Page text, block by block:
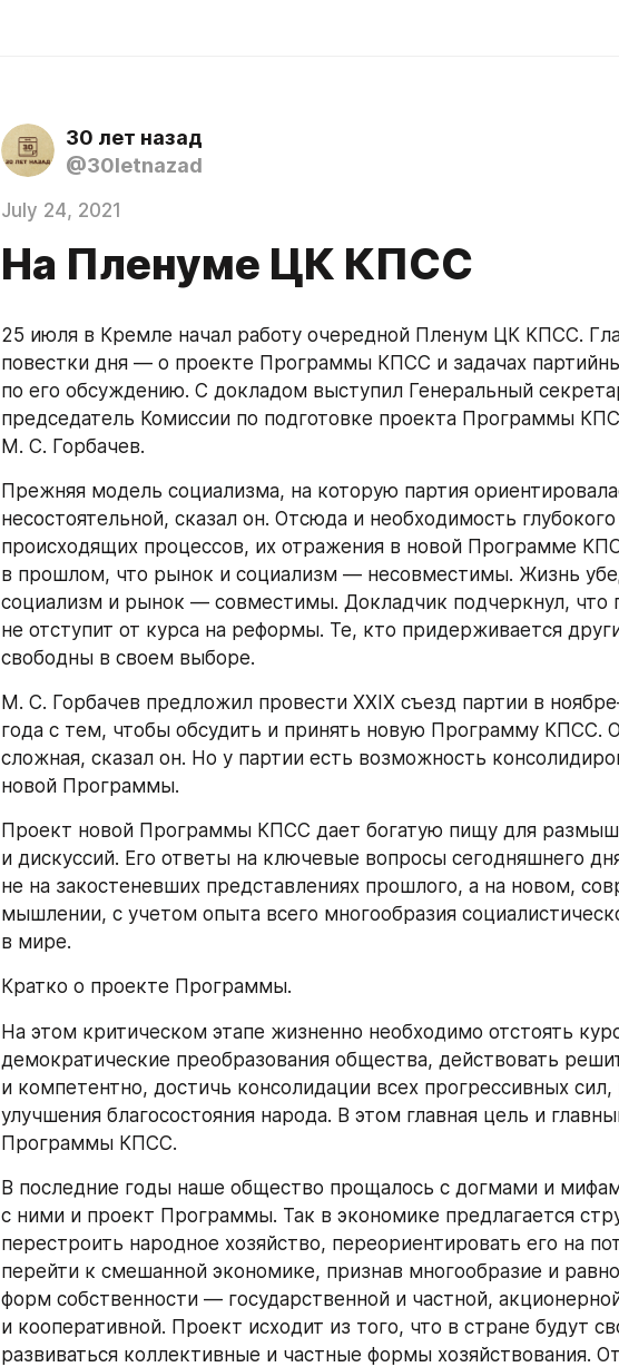
30 лет назад
@30letnazad
July 24, 2021
На Пленуме ЦК КПСС
25 июля в Кремле начал работу очередной Пленум ЦК КПСС.
повестки дня — о проекте Программы КПСС и задачах
по его обсуждению. С докладом выступил Генеральный
председатель Комиссии по подготовке проекта Программы
М. С. Горбачев.
Прежняя модель социализма, на которую партия
несостоятельной, сказал он. Отсюда и необходимость
происходящих процессов, их отражения в новой Программе
в прошлом, что рынок и социализм — несовместимы. Жизнь
социализм и рынок — совместимы. Докладчик подчеркнул, что
не отступит от курса на реформы. Те, кто придерживается
свободны в своем выборе.
М. С. Горбачев предложил провести XXIX съезд партии в
года с тем, чтобы обсудить и принять новую Программу КПСС.
сложная, сказал он. Но у партии есть возможность
новой Программы.
Проект новой Программы КПСС дает богатую пищу для
и дискуссий. Его ответы на ключевые вопросы сегодняшнего
не на закостеневших представлениях прошлого, а на новом,
мышлении, с учетом опыта всего многообразия
в мире.
Кратко о проекте Программы.
На этом критическом этапе жизненно необходимо отстоять
демократические преобразования общества, действовать
и компетентно, достичь консолидации всех прогрессивных сил,
улучшения благосостояния народа. В этом главная цель и
Программы КПСС.
В последние годы наше общество прощалось с догмами и
с ними и проект Программы. Так в экономике предлагается
перестроить народное хозяйство, переориентировать его на
перейти к смешанной экономике, признав многообразие и
форм собственности — государственной и частной,
и кооперативной. Проект исходит из того, что в стране будут
развиваться коллективные и частные формы хозяйствования.